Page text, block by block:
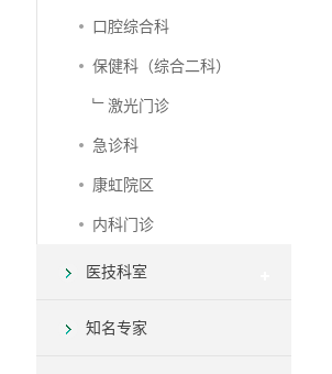
口腔综合科
保健科（综合二科）
﹂激光门诊
急诊科
康虹院区
内科门诊
医技科室
知名专家